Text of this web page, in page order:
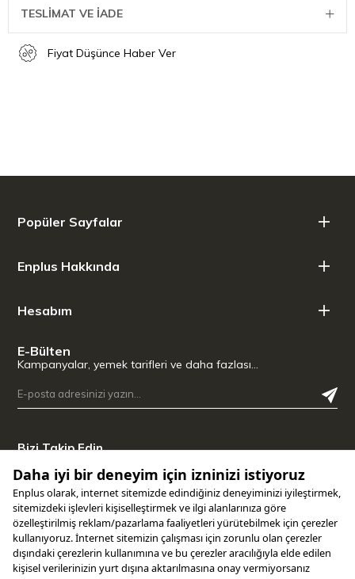
TESLİMAT VE İADE
Fiyat Düşünce Haber Ver
Popüler Sayfalar
Enplus Hakkında
Hesabım
E-Bülten
Kampanyalar, yemek tarifleri ve daha fazlası…
Bizi Takip Edin
Uygulamamızı İndirin